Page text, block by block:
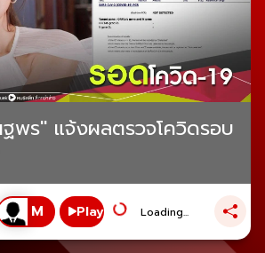
ร" แจ้งผลตรวจโควิดรอบ
Play Loading...